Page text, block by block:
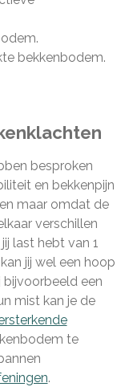
bekkenbodem.
besproken
en bekkenpijn
maar omdat de
verschillen
last hebt van 1
jij wel een hoop
bijvoorbeeld een
mist kan je de
te
.